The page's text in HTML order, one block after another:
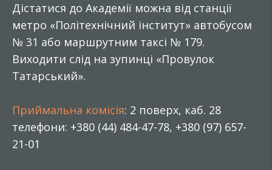
Дістатися до Академії можна від станції
метро «Політехнічний інститут» автобусом
№ 31 або маршрутним таксі № 179.
Виходити слід на зупинці «Провулок
Татарський».
Приймальна комісія: 2 поверх, каб. 28
телефони: +380 (44) 484-47-78, +380 (97) 657-
21-01